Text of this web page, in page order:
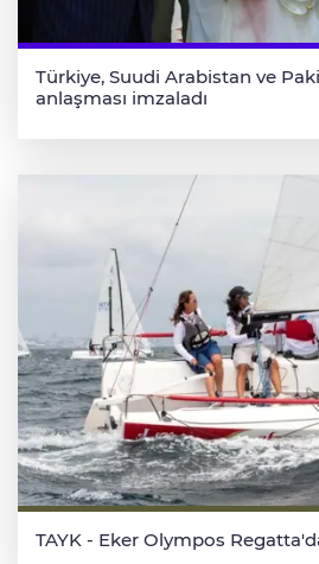
Türkiye, Suudi Arabistan ve
anlaşması imzaladı
TAYK - Eker Olympos